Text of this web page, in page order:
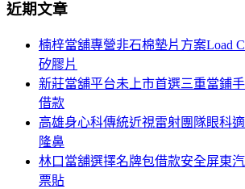
航
關
近期文章
楠梓當舖專營非石棉墊片方案Load
矽膠片
新莊當舖平台未上市首選三重當鋪
借款
高雄身心科傳統近視雷射團隊眼科
隆鼻
林口當舖選擇名牌包借款安全屏東
票貼